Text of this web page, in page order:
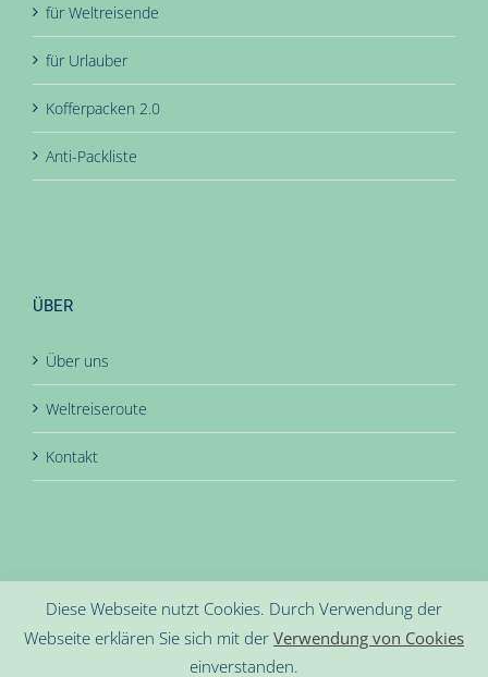
für Weltreisende
für Urlauber
Kofferpacken 2.0
Anti-Packliste
ÜBER
Über uns
Weltreiseroute
Kontakt
Diese Webseite nutzt Cookies. Durch Verwendung der
Webseite erklären Sie sich mit der Verwendung von Cookies
einverstanden.